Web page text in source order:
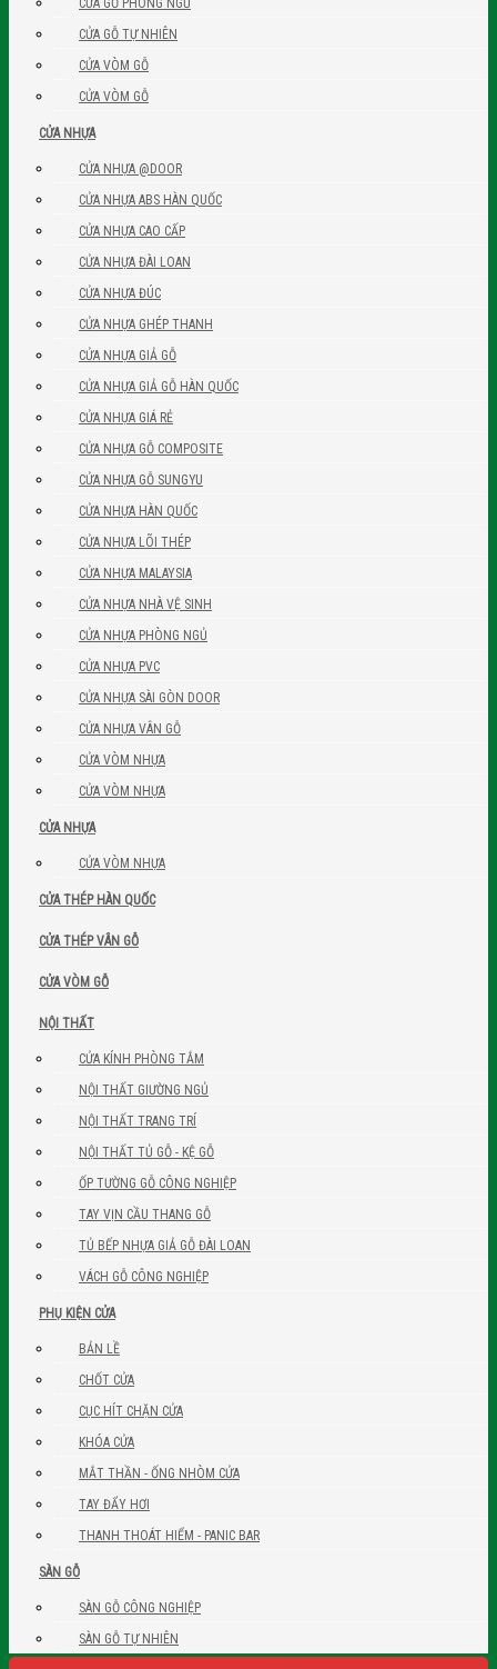
CỬA GỖ TỰ NHIÊN
CỬA VÒM GỖ
CỬA VÒM GỖ
CỬA NHỰA
CỬA NHỰA @DOOR
CỬA NHỰA ABS HÀN QUỐC
CỬA NHỰA CAO CẤP
CỬA NHỰA ĐÀI LOAN
CỬA NHỰA ĐÚC
CỬA NHỰA GHÉP THANH
CỬA NHỰA GIẢ GỖ
CỬA NHỰA GIẢ GỖ HÀN QUỐC
CỬA NHỰA GIÁ RẺ
CỬA NHỰA GỖ COMPOSITE
CỬA NHỰA GỖ SUNGYU
CỬA NHỰA HÀN QUỐC
CỬA NHỰA LÕI THÉP
CỬA NHỰA MALAYSIA
CỬA NHỰA NHÀ VỆ SINH
CỬA NHỰA PHÒNG NGỦ
CỬA NHỰA PVC
CỬA NHỰA SÀI GÒN DOOR
CỬA NHỰA VÂN GỖ
CỬA VÒM NHỰA
CỬA VÒM NHỰA
CỬA NHỰA
CỬA VÒM NHỰA
CỬA THÉP HÀN QUỐC
CỬA THÉP VÂN GỖ
CỬA VÒM GỖ
NỘI THẤT
CỬA KÍNH PHÒNG TẮM
NỘI THẤT GIƯỜNG NGỦ
NỘI THẤT TRANG TRÍ
NỘI THẤT TỦ GỖ - KỆ GỖ
ỐP TƯỜNG GỖ CÔNG NGHIỆP
TAY VỊN CẦU THANG GỖ
TỦ BẾP NHỰA GIẢ GỖ ĐÀI LOAN
VÁCH GỖ CÔNG NGHIỆP
PHỤ KIỆN CỬA
BẢN LỀ
CHỐT CỬA
CỤC HÍT CHẶN CỬA
KHÓA CỬA
MẮT THẦN - ỐNG NHÒM CỬA
TAY ĐẨY HƠI
THANH THOÁT HIỂM - PANIC BAR
SÀN GỖ
SÀN GỖ CÔNG NGHIỆP
SÀN GỖ TỰ NHIÊN